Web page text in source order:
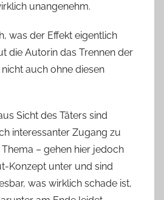
unangenehm.
was der Effekt eigentlich
die Autorin das Trennen der
auch ohne diesen
Sicht des Täters sind
interessanter Zugang zu
– gehen hier jedoch
Konzept unter und sind
was wirklich schade ist,